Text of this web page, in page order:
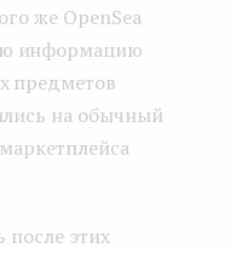
же OpenSea
информацию
предметов
на обычный
после этих